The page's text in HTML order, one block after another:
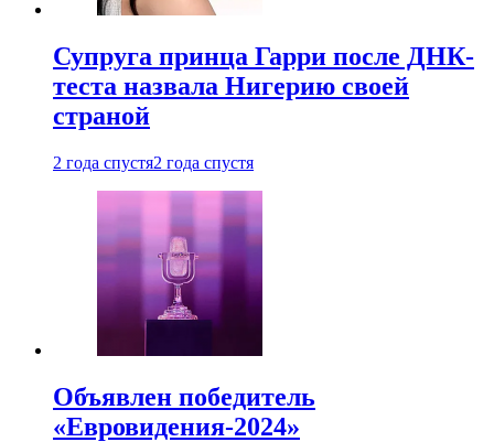
Супруга принца Гарри после ДНК-
теста назвала Нигерию своей
страной
2 года спустя2 года спустя
Объявлен победитель
«Евровидения-2024»